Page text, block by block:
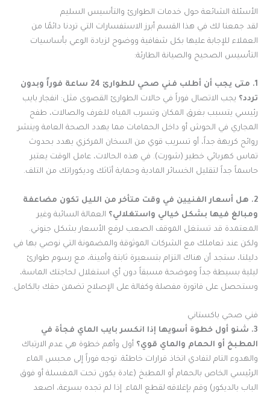
الأسئلة الشائعة حول خدمات الطوارئ والتأسيس السليم
لقد جمعنا لك في هذا القسم أبرز الاستفسارات التي تردنا دائمًا من
العملاء للإجابة عليها بكل شفافية ووضوح لزيادة الوعي بأساسيات
التأسيس الصحيح والصيانة الطارئة:
1. متى يجب أن أطلب فني صحي للطوارئ 24 ساعة فوراً وبدون
تردد؟ يجب الاتصال فوراً في حالات الطوارئ القصوى مثل: انفجار بايب
رئيسي يتسبب بغرق المكان وتسرب المياه للغرف والصالات، طفح
المجاري في الحوش أو داخل الحمامات مما يهدد الصحة العامة وينشر
روائح كريهة جداً، أو تسريب قوي من السخان المركزي يهدد بحدوث
تماس كهربائي خطير (شورت). في هذه الحالات، عامل الوقت يعتبر
حاسماً جداً لتقليل الخسائر المادية وحماية أثاثك وديكوراتك من التلف.
2. هل أسعار الفنيين في وقت متأخر من الليل تكون مضاعفة
ومبالغ فيها بشكل خيالي واستغلالي؟ العمالة السائبة وغير
المعتمدة قد تستغل الموقف الصعب لرفع الأسعار بشكل جنوني.
ولكن عند تعاملك مع الشركات الموثوقة والمضمونة التي نوصي بها في
دليلنا، ستجد أن هناك التزام بتسعيرة ثابتة وأمينة، مع رسوم طوارئ
ليلية بسيطة جداً وموضحة مسبقاً دون أي استغلال لحاجتك الماسة،
وستحصل على فاتورة مفصلة وكفالة على الإصلاح تضمن حقك بالكامل.
فني صحي باكستاني
3. شنو أول خطوة أسويها إذا انكسر بايب الماي فجأة في
المطبخ أو الحمام والماي قوي؟ أول وأهم خطوة هي عدم الارتباك
والهدوء التام لتفادي اتخاذ قرارات خاطئة. توجه فوراً إلى محبس الماء
الرئيسي الخاص بالحمام أو المطبخ (عادة يكون تحت المغسلة أو فوق
الباب بالديكور) وقم بإغلاقه لقطع الماء. إذا لم تجده بسرعة، اصعد